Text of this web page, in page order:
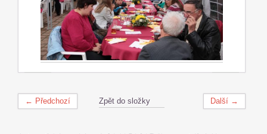
← Předchozí Další →
Zpět do složky